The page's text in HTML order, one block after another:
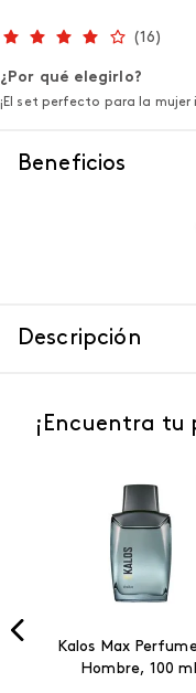
(16)
¿Por qué elegirlo?
¡El set perfecto para la mujer
Beneficios
Descripción
¡Encuentra
Kalos Max
Hombre, 100 ml